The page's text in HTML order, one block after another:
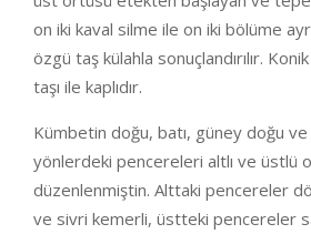
on iki kaval silme ile on iki bölüme
özgü taş külahla sonuçlandırılır.
taşı ile kaplıdır.
Kümbetin doğu, batı, güney doğu ve
yönlerdeki pencereleri altlı ve üstlü
düzenlenmiştin. Alttaki pencereler
ve sivri kemerli, üstteki pencereler